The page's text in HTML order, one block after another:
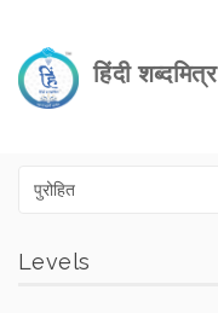
हिंदी शब्दमित्र
Levels